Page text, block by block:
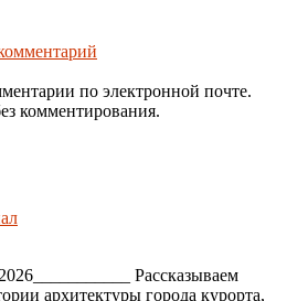
по электронной почте.
комментирования.
Рассказываем
архитектуры города курорта,